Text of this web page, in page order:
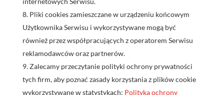
Pliki cookies zamieszczane w urządzeniu końcowym
Użytkownika Serwisu i wykorzystywane mogą być
również przez współpracujących z operatorem Serwisu
reklamodawców oraz partnerów.
Zalecamy przeczytanie polityki ochrony prywatności
tych firm, aby poznać zasady korzystania z plików cookie
wykorzystywane w statystykach: Polityka ochrony